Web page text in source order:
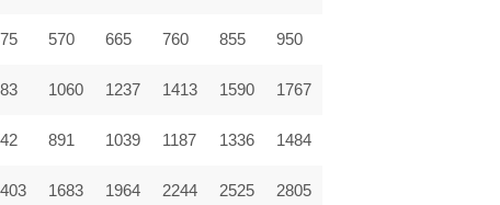
570 665 760 855 950
1060 1237 1413 1590 1767
891 1039 1187 1336 1484
1683 1964 2244 2525 2805